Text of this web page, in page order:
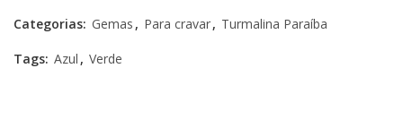
Categorias: Gemas , Para cravar, Turmalina Paraíba
Tags: Azul , Verde